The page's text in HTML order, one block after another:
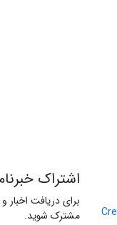
اشتراک
برای دریافت اخبار
مشترک شوید.